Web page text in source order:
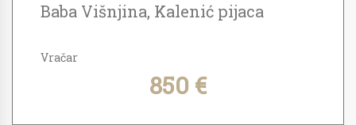
Baba Višnjina, Kalenić pijaca
Vračar
850 €